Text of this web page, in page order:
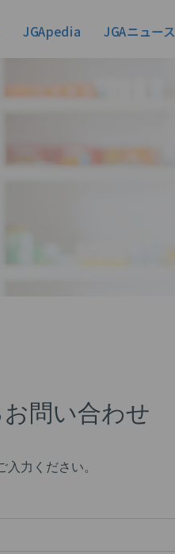
JGApedia JGAニュース